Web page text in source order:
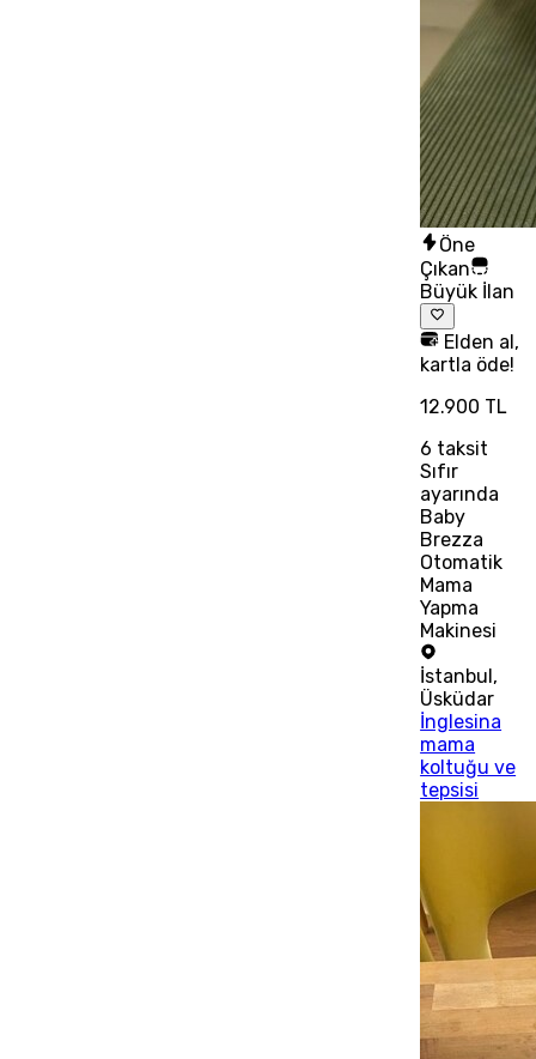
Öne
Çıkan
Büyük İlan
Elden al,
kartla öde!
12.900 TL
6 taksit
Sıfır
ayarında
Baby
Brezza
Otomatik
Mama
Yapma
Makinesi
İstanbul ,
Üsküdar
İnglesina
mama
koltuğu ve
tepsisi